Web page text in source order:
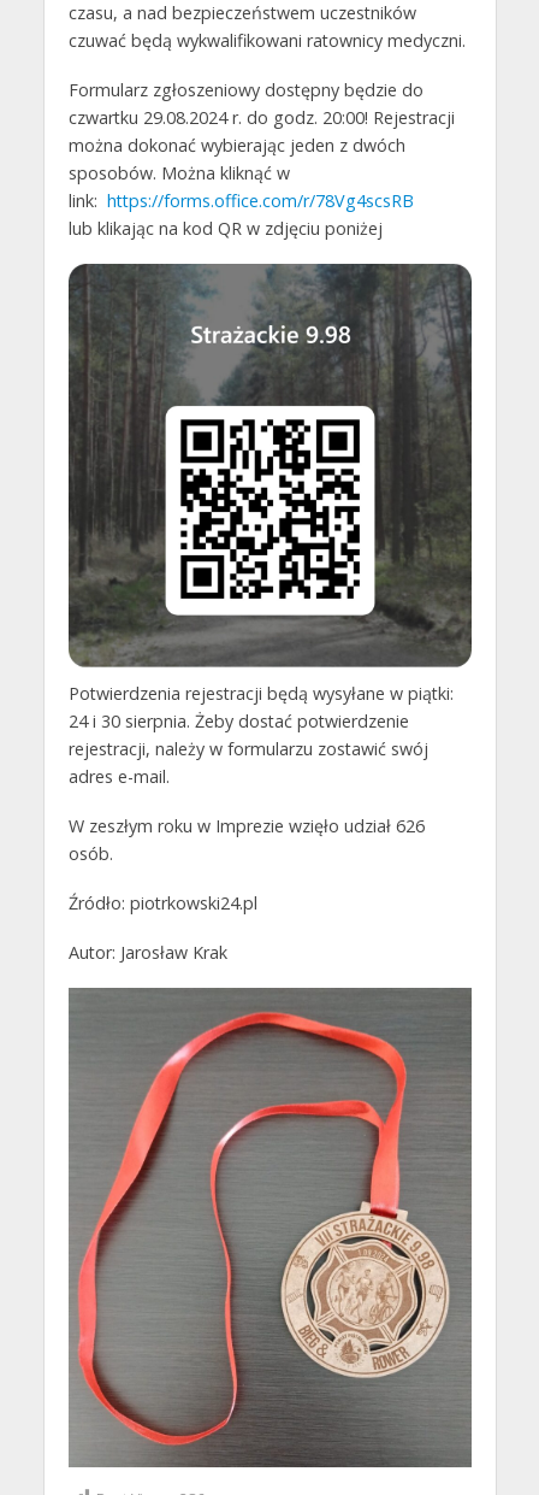
czasu, a nad bezpieczeństwem uczestników
czuwać będą wykwalifikowani ratownicy medyczni.
Formularz zgłoszeniowy dostępny będzie do
czwartku 29.08.2024 r. do godz. 20:00! Rejestracji
można dokonać wybierając jeden z dwóch
sposobów. Można kliknąć w
link: https://forms.office.com/r/78Vg4scsRB
lub klikając na kod QR w zdjęciu poniżej
Potwierdzenia rejestracji będą wysyłane w piątki:
24 i 30 sierpnia. Żeby dostać potwierdzenie
rejestracji, należy w formularzu zostawić swój
adres e-mail.
W zeszłym roku w Imprezie wzięło udział 626
osób.
Źródło: piotrkowski24.pl
Autor: Jarosław Krak